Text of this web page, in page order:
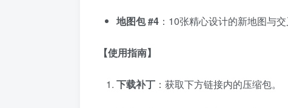
地图包 #4 ：10张精心设计的新地图与
【使用指南】
下载补丁 ：获取下方链接内的压缩包。